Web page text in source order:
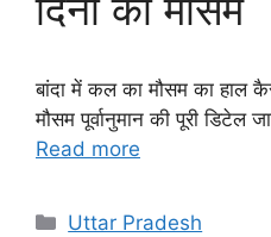
बांदा में कल का मौसम का हाल
मौसम पूर्वानुमान की पूरी डिटेल
Read more
Categories
Uttar Pradesh